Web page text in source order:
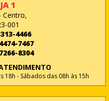
1
Centro,
001
4466
7467
8304
18h - Sábados das 08h às 15h